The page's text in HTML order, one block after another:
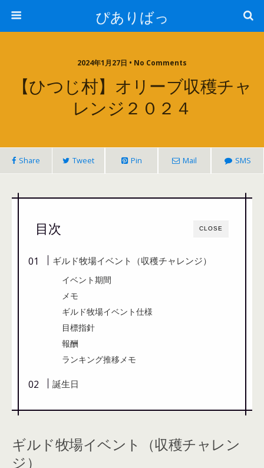
ぴありばっ
2024年1月27日 • No Comments
【ひつじ村】オリーブ収穫チャ
レンジ２０２４
Share Tweet Pin Mail SMS
CLOSE
目次
ギルド牧場イベント（収穫チャレンジ）
イベント期間
メモ
ギルド牧場イベント仕様
目標指針
報酬
ランキング推移メモ
誕生日
ギルド牧場イベント（収穫チャレン
ジ）